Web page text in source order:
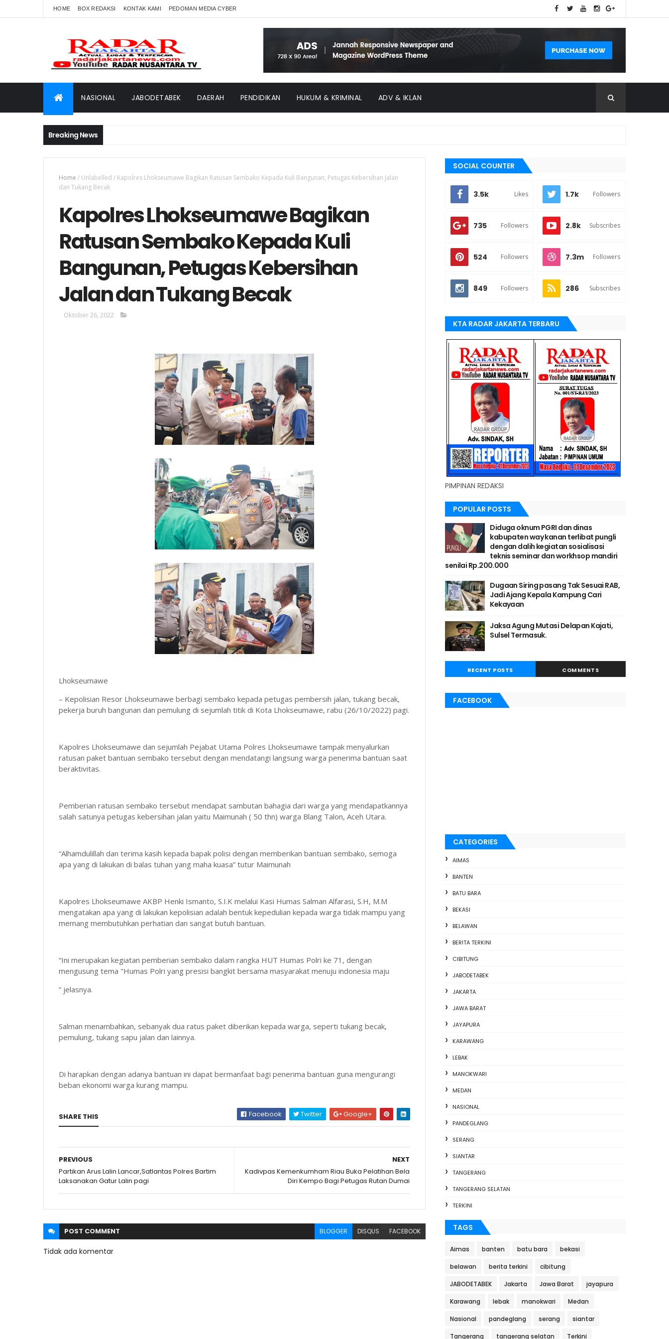
HOME BOX REDAKSI KONTAK KAMI PEDOMAN MEDIA CYBER
NASIONAL JABODETABEK DAERAH PENDIDIKAN HUKUM & KRIMINAL ADV & IKLAN
Breaking News
Home / Unlabelled / Kapolres Lhokseumawe Bagikan Ratusan Sembako Kepada Kuli Bangunan, Petugas Kebersihan Jalan
dan Tukang Becak
Kapolres Lhokseumawe Bagikan
Ratusan Sembako Kepada Kuli
Bangunan, Petugas Kebersihan
Jalan dan Tukang Becak
Oktober 26, 2022
Lhokseumawe
– Kepolisian Resor Lhokseumawe berbagi sembako kepada petugas pembersih jalan, tukang becak,
pekerja buruh bangunan dan pemulung di sejumlah titik di Kota Lhokseumawe, rabu (26/10/2022) pagi.
Kapolres Lhokseumawe dan sejumlah Pejabat Utama Polres Lhokseumawe tampak menyalurkan
ratusan paket bantuan sembako tersebut dengan mendatangi langsung warga penerima bantuan saat
beraktivitas.
Pemberian ratusan sembako tersebut mendapat sambutan bahagia dari warga yang mendapatkannya
salah satunya petugas kebersihan jalan yaitu Maimunah ( 50 thn) warga Blang Talon, Aceh Utara.
“Alhamdulillah dan terima kasih kepada bapak polisi dengan memberikan bantuan sembako, semoga
apa yang di lakukan di balas tuhan yang maha kuasa” tutur Maimunah
Kapolres Lhokseumawe AKBP Henki Ismanto, S.I.K melalui Kasi Humas Salman Alfarasi, S.H, M.M
mengatakan apa yang di lakukan kepolisian adalah bentuk kepedulian kepada warga tidak mampu yang
memang membutuhkan perhatian dan sangat butuh bantuan.
“Ini merupakan kegiatan pemberian sembako dalam rangka HUT Humas Polri ke 71, dengan
mengusung tema "Humas Polri yang presisi bangkit bersama masyarakat menuju indonesia maju
” jelasnya.
Salman menambahkan, sebanyak dua ratus paket diberikan kepada warga, seperti tukang becak,
pemulung, tukang sapu jalan dan lainnya.
Di harapkan dengan adanya bantuan ini dapat bermanfaat bagi penerima bantuan guna mengurangi
beban ekonomi warga kurang mampu.
SHARE THIS Facebook Twitter Google+
NEXT
Kadivpas Kemenkumham Riau Buka Pelatihan Bela
Diri Kempo Bagi Petugas Rutan Dumai
PREVIOUS
Partikan Arus Lalin Lancar,Satlantas Polres Bartim
Laksanakan Gatur Lalin pagi
POST COMMENT BLOGGER DISQUS FACEBOOK
Tidak ada komentar
SOCIAL COUNTER
3.5k Likes 1.7k Followers
735 Followers 2.8k Subscribes
524 Followers 7.3m Followers
849 Followers 286 Subscribes
KTA RADAR JAKARTA TERBARU
PIMPINAN REDAKSI
POPULAR POSTS
Diduga oknum PGRI dan dinas
kabupaten way kanan terlibat pungli
dengan dalih kegiatan sosialisasi
teknis seminar dan workhsop mandiri
senilai Rp.200.000
Dugaan Siring pasang Tak Sesuai RAB,
Jadi Ajang Kepala Kampung Cari
Kekayaan
Jaksa Agung Mutasi Delapan Kajati,
Sulsel Termasuk.
RECENT POSTS COMMENTS
FACEBOOK
CATEGORIES
AIMAS
BANTEN
BATU BARA
BEKASI
BELAWAN
BERITA TERKINI
CIBITUNG
JABODETABEK
JAKARTA
JAWA BARAT
JAYAPURA
KARAWANG
LEBAK
MANOKWARI
MEDAN
NASIONAL
PANDEGLANG
SERANG
SIANTAR
TANGERANG
TANGERANG SELATAN
TERKINI
TAGS
Aimas banten batu bara bekasi
belawan berita terkini cibitung
JABODETABEK Jakarta Jawa Barat jayapura
Karawang lebak manokwari Medan
Nasional pandeglang serang siantar
Tangerang tangerang selatan Terkini